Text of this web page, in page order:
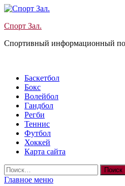
Перейти
содержимому
Спорт Зал.
Спортивный информационный
Баскетбол
Бокс
Волейбол
Гандбол
Регби
Теннис
Футбол
Хоккей
Карта сайта
Найти:
Главное меню